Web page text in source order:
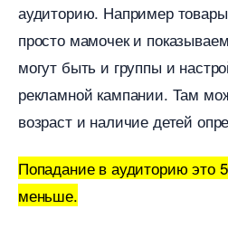
аудиторию. Например
просто мамочек и
могут быть и группы и
рекламной кампании. Там
озраст и наличие детей
Попадание в аудиторию это
меньше.